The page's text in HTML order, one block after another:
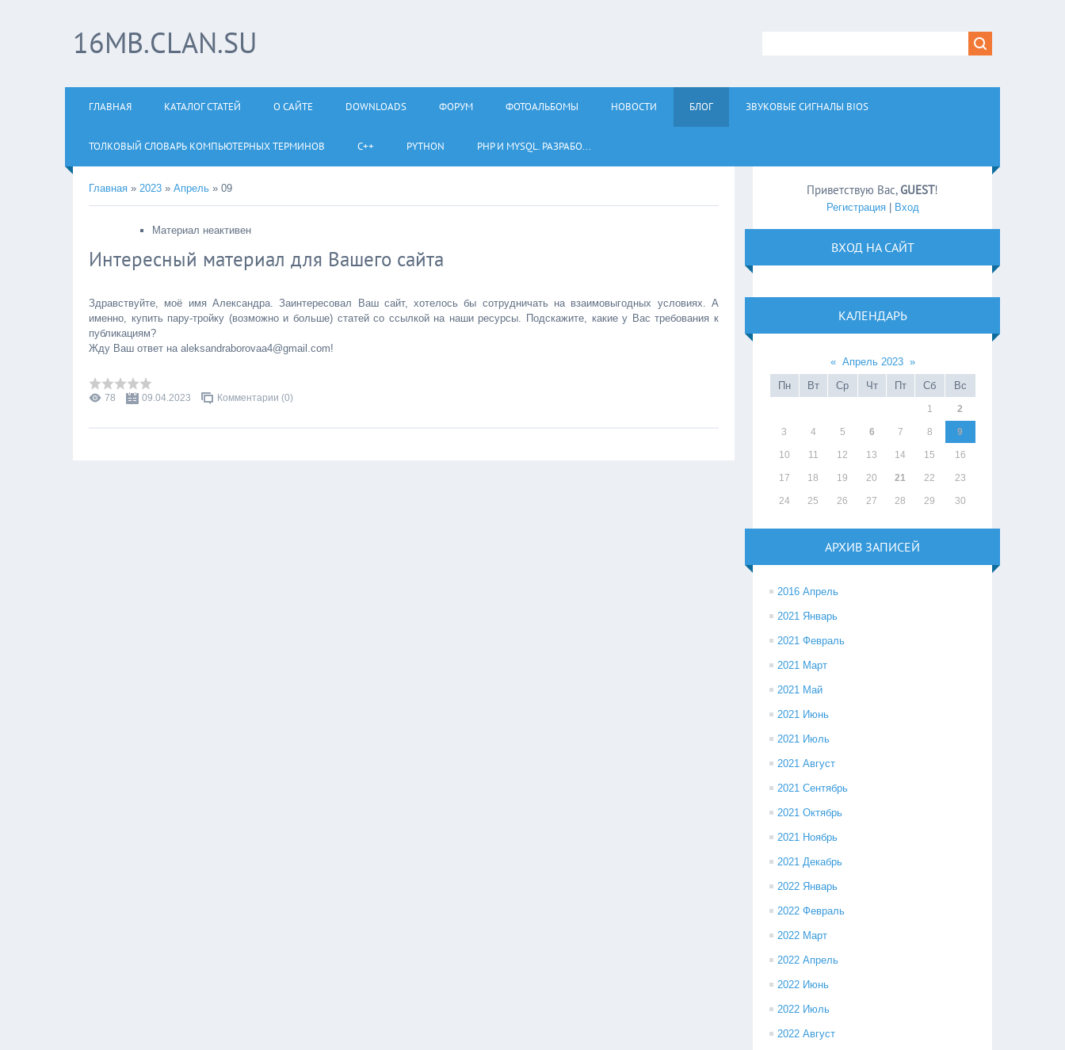
16MB.CLAN.SU
ГЛАВНАЯ КАТАЛОГ СТАТЕЙ О САЙТЕ DOWNLOADS ФОРУМ ФОТОАЛЬБОМЫ НОВОСТИ БЛОГ ЗВУКОВЫЕ СИГНАЛЫ BIOS
ТОЛКОВЫЙ СЛОВАРЬ КОМПЬЮТЕРНЫХ ТЕРМИНОВ С++ PYTHON PHP И MYSQL. РАЗРАБО...
Главная » 2023 » Апрель » 09
Материал неактивен
Интересный материал для Вашего сайта
Здравствуйте, моё имя Александра. Заинтересовал Ваш сайт, хотелось бы сотрудничать на взаимовыгодных условиях. А
именно, купить пару-тройку (возможно и больше) статей со ссылкой на наши ресурсы. Подскажите, какие у Вас требования к
публикациям?
Жду Ваш ответ на aleksandraborovaa4@gmail.com!
78 09.04.2023 Комментарии (0)
Приветствую Вас, GUEST!
Регистрация| Вход
ВХОД НА САЙТ
КАЛЕНДАРЬ
« Апрель 2023 »
Пн
Вт Ср Чт Пт Сб Вс
1 2
3 4 5 6 7 8 9
10 11 12 13 14 15 16
17 18 19 20 21 22 23
24 25 26 27 28 29 30
АРХИВ ЗАПИСЕЙ
2016 Апрель
2021 Январь
2021 Февраль
2021 Март
2021 Май
2021 Июнь
2021 Июль
2021 Август
2021 Сентябрь
2021 Октябрь
2021 Ноябрь
2021 Декабрь
2022 Январь
2022 Февраль
2022 Март
2022 Апрель
2022 Июнь
2022 Июль
2022 Август